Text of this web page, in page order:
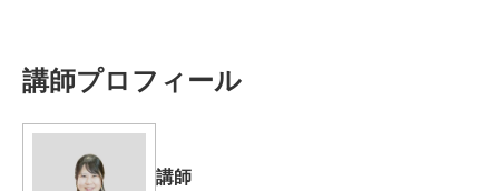
講師プロフィール
講師